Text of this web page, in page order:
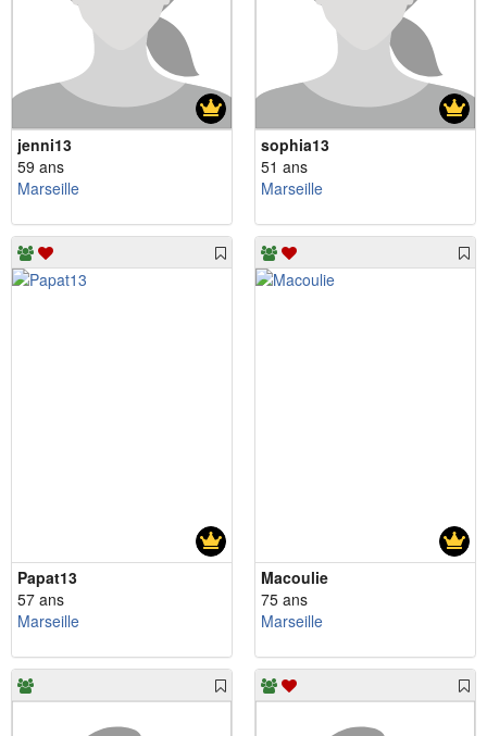
jenni13
59 ans
Marseille
sophia13
51 ans
Marseille
Papat13
57 ans
Marseille
Macoulie
75 ans
Marseille